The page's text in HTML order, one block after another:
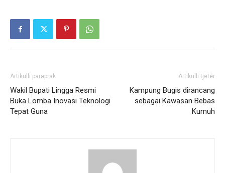
Artikulli paraprak
Wakil Bupati Lingga Resmi
Buka Lomba Inovasi Teknologi
Tepat Guna
Artikulli tjetër
Kampung Bugis dirancang
sebagai Kawasan Bebas
Kumuh